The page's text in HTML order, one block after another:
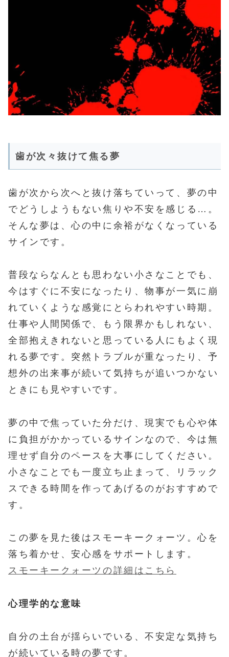
歯が次々抜けて焦る夢
歯が次から次へと抜け落ちていって、夢の中
でどうしようもない焦りや不安を感じる…。
そんな夢は、心の中に余裕がなくなっている
サインです。
普段ならなんとも思わない小さなことでも、
今はすぐに不安になったり、物事が一気に崩
れていくような感覚にとらわれやすい時期。
仕事や人間関係で、もう限界かもしれない、
全部抱えきれないと思っている人にもよく現
れる夢です。突然トラブルが重なったり、予
想外の出来事が続いて気持ちが追いつかない
ときにも見やすいです。
夢の中で焦っていた分だけ、現実でも心や体
に負担がかかっているサインなので、今は無
理せず自分のペースを大事にしてください。
小さなことでも一度立ち止まって、リラック
スできる時間を作ってあげるのがおすすめで
す。
この夢を見た後はスモーキークォーツ。心を
落ち着かせ、安心感をサポートします。
スモーキークォーツの詳細はこちら
心理学的な意味
自分の土台が揺らいでいる、不安定な気持ち
が続いている時の夢です。